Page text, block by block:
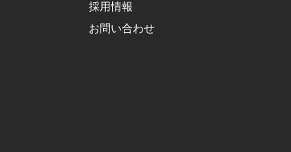
採用情報
お問い合わせ